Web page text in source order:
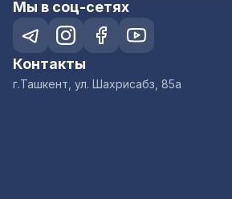
Мы в соц-сетях
Контакты
г.Ташкент, ул. Шахрисабз, 85а